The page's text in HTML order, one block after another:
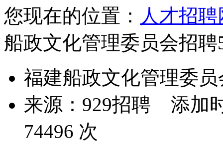
您现在的位置： 人才招聘
船政文化管理委员会招聘
福建船政文化管理委
来源： 929招聘 添加
74496 次